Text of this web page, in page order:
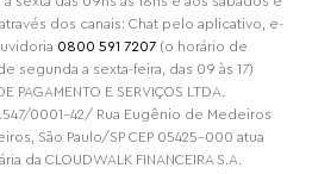
dos canais: Chat pelo aplicativo, e-
0800 591 7207 (o horário de
segunda a sexta-feira, das 09 às 17)
PAGAMENTO E SERVIÇOS LTDA.
0001-42/ Rua Eugênio de Medeiros
São Paulo/SP CEP 05425-000 atua
CLOUDWALK FINANCEIRA S.A.